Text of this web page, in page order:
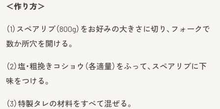
＜作り方＞
（1）スペアリブ（800g）をお好みの大きさに切り、フォークで
数か所穴を開ける。
（2）塩・粗挽きコショウ（各適量）をふって、スペアリブに下
味をつける。
（3）特製タレの材料をすべて混ぜる。